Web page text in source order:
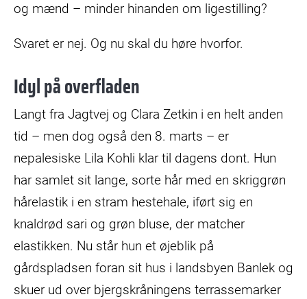
og mænd – minder hinanden om ligestilling?
Svaret er nej. Og nu skal du høre hvorfor.
Idyl på overfladen
Langt fra Jagtvej og Clara Zetkin i en helt anden
tid – men dog også den 8. marts – er
nepalesiske Lila Kohli klar til dagens dont. Hun
har samlet sit lange, sorte hår med en skriggrøn
hårelastik i en stram hestehale, iført sig en
knaldrød sari og grøn bluse, der matcher
elastikken. Nu står hun et øjeblik på
gårdspladsen foran sit hus i landsbyen Banlek og
skuer ud over bjergskråningens terrassemarker